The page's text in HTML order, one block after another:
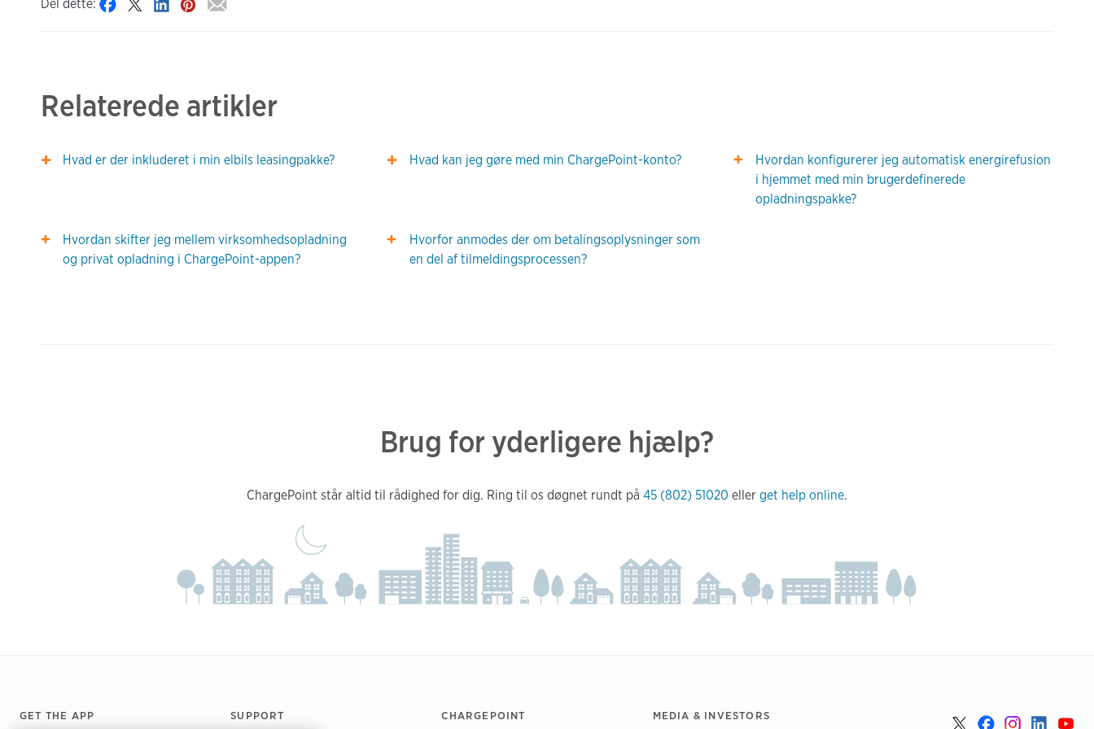
Del dette:
Relaterede artikler
Hvad er der inkluderet i min elbils leasingpakke? Hvad kan jeg gøre med min ChargePoint-konto?
Hvordan konfigurerer jeg automatisk energirefusion
i hjemmet med min brugerdefinerede
opladningspakke?
Hvordan skifter jeg mellem virksomhedsopladning
og privat opladning i ChargePoint-appen?
Hvorfor anmodes der om betalingsoplysninger som
en del af tilmeldingsprocessen?
Brug for yderligere hjælp?
ChargePoint står altid til rådighed for dig. Ring til os døgnet rundt på 45 (802) 51020 eller get help online.
GET THE APP SUPPORT CHARGEPOINT MEDIA & INVESTORS